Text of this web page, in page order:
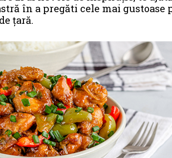
în a pregăti cele mai gustoase
țară.